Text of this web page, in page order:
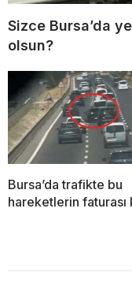
Sizce Bursa’da
olsun?
Bursa’da trafikte bu
hareketlerin faturası